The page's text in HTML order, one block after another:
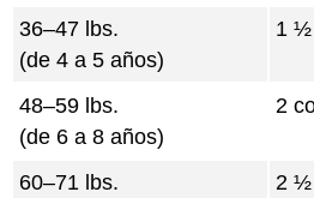
36–47 lbs.
(de 4 a 5 años)
1 ½
48–59 lbs.
(de 6 a 8 años)
2
60–71 lbs.
2 ½